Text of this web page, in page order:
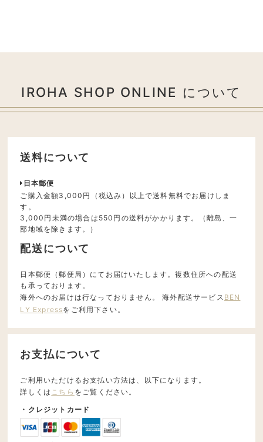
IROHA SHOP ONLINE について
送料について
日本郵便
ご購入金額3,000円（税込み）以上で送料無料でお届けしま
す。
3,000円未満の場合は550円の送料がかかります。（離島、一
部地域を除きます。）
配送について
日本郵便（郵便局）にてお届けいたします。複数住所への配送
も承っております。
海外へのお届けは行なっておりません。 海外配送サービス BEN
LY Expressをご利用下さい。
お支払について
ご利用いただけるお支払い方法は、以下になります。
詳しくは こちら をご覧ください。
・クレジットカード